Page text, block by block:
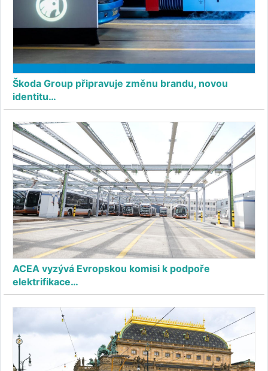
Škoda Group připravuje změnu brandu, novou
identitu…
ACEA vyzývá Evropskou komisi k podpoře
elektrifikace…